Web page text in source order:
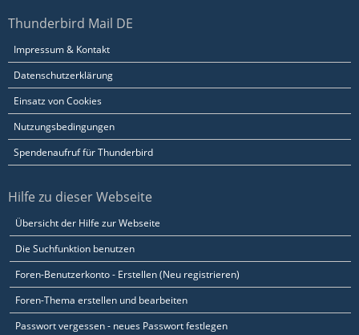
Thunderbird Mail DE
Impressum & Kontakt
Datenschutzerklärung
Einsatz von Cookies
Nutzungsbedingungen
Spendenaufruf für Thunderbird
Hilfe zu dieser Webseite
Übersicht der Hilfe zur Webseite
Die Suchfunktion benutzen
Foren-Benutzerkonto - Erstellen (Neu registrieren)
Foren-Thema erstellen und bearbeiten
Passwort vergessen - neues Passwort festlegen